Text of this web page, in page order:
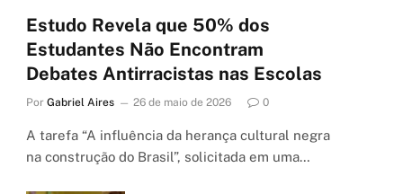
Estudo Revela que 50% dos
Estudantes Não Encontram
Debates Antirracistas nas Escolas
Por Gabriel Aires 26 de maio de 2026 0
A tarefa “A influência da herança cultural negra
na construção do Brasil”, solicitada em uma…